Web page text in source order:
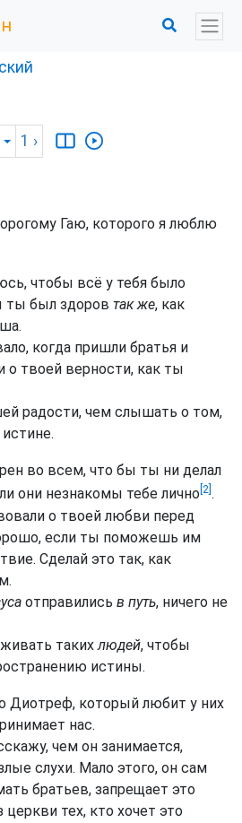
1 ›
Гаю, которого я люблю
чтобы всё у тебя было
ты был здоров так же, как
когда пришли братья и
о твоей верности, как ты
радости, чем слышать о том,
во всем, что бы ты ни делал
они незнакомы тебе лично [2] .
о твоей любви перед
если ты поможешь им
Сделай это так, как
отправились в путь, ничего не
таких людей, чтобы
истины.
Диотреф, который любит у них
нас.
чем он занимается,
слухи. Мало этого, он сам
братьев, запрещает это
тех, кто хочет это